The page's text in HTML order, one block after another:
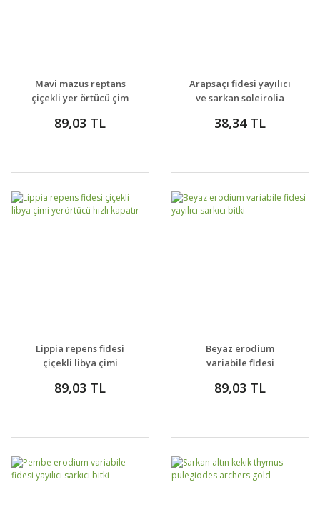
Mavi mazus reptans
çiçekli yer örtücü çim
89,03 TL
Arapsaçı fidesi yayılıcı
ve sarkan soleirolia
38,34 TL
Lippia repens fidesi
çiçekli libya çimi
89,03 TL
Beyaz erodium
variabile fidesi
89,03 TL